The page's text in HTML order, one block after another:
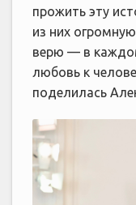
прожить эту
из них
верю — в
любовь к
поделилась